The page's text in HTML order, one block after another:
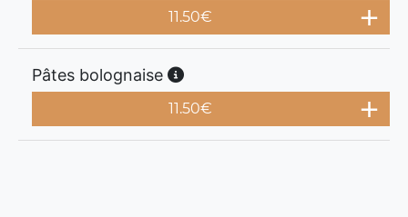
11.50€
Pâtes bolognaise
11.50€